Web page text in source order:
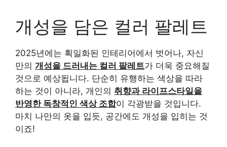
개성을 담은 컬러 팔레트
2025년에는 획일화된 인테리어에서 벗어나, 자신
만의 개성을 드러내는 컬러 팔레트가 더욱 중요해질
것으로 예상됩니다. 단순히 유행하는 색상을 따라
하는 것이 아니라, 개인의 취향과 라이프스타일을
반영한 독창적인 색상 조합이 각광받을 것입니다.
마치 나만의 옷을 입듯, 공간에도 개성을 입히는 것
이죠!